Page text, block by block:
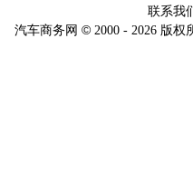
联系我
汽车商务网 © 2000 - 2026 版权